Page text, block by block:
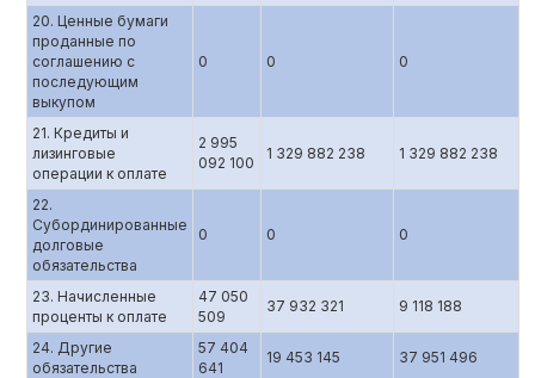
20. Ценные бумаги
проданные по
соглашению с
последующим
выкупом
0 0 0
21. Кредиты и
лизинговые
операции к оплате
2 995
092 100
1 329 882 238 1 329 882 238
22.
Субординированные
долговые
обязательства
0 0 0
23. Начисленные
проценты к оплате
47 050
509
37 932 321 9 118 188
24. Другие
обязательства
57 404
641
19 453 145 37 951 496